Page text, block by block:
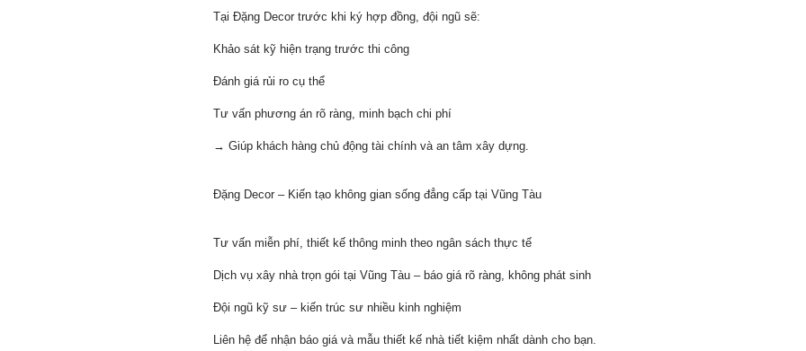
Tại Đặng Decor trước khi ký hợp đồng, đội ngũ sẽ:
Khảo sát kỹ hiện trạng trước thi công
Đánh giá rủi ro cụ thể
Tư vấn phương án rõ ràng, minh bạch chi phí
→ Giúp khách hàng chủ động tài chính và an tâm xây dựng.
Đặng Decor – Kiến tạo không gian sống đẳng cấp tại Vũng Tàu
Tư vấn miễn phí, thiết kế thông minh theo ngân sách thực tế
Dịch vụ xây nhà trọn gói tại Vũng Tàu – báo giá rõ ràng, không phát sinh
Đội ngũ kỹ sư – kiến trúc sư nhiều kinh nghiệm
Liên hệ để nhận báo giá và mẫu thiết kế nhà tiết kiệm nhất dành cho bạn.